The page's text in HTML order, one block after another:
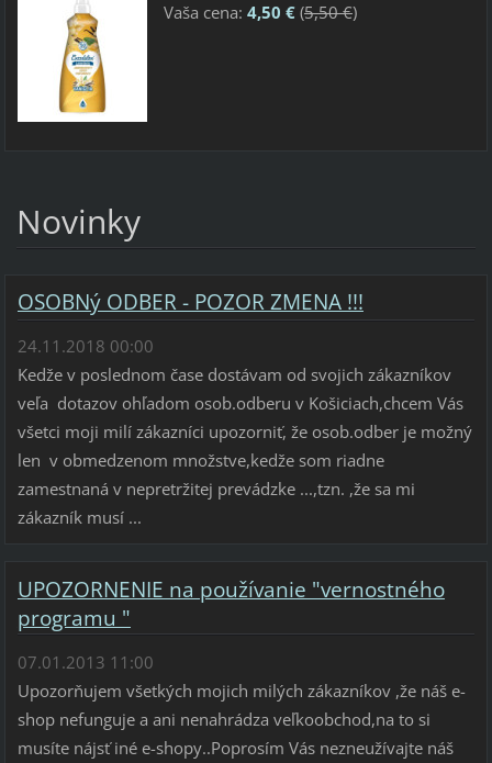
Vaša cena: 4,50 €(5,50 €)
Novinky
OSOBNý ODBER - POZOR ZMENA !!!
24.11.2018 00:00
Kedže v poslednom čase dostávam od svojich zákazníkov
veľa dotazov ohľadom osob.odberu v Košiciach,chcem Vás
všetci moji milí zákazníci upozorniť, že osob.odber je možný
len v obmedzenom množstve,kedže som riadne
zamestnaná v nepretržitej prevádzke ...,tzn. ,že sa mi
zákazník musí ...
UPOZORNENIE na používanie "vernostného
programu "
07.01.2013 11:00
Upozorňujem všetkých mojich milých zákazníkov ,že náš e-
shop nefunguje a ani nenahrádza veľkoobchod,na to si
musíte nájsť iné e-shopy..Poprosím Vás nezneužívajte náš